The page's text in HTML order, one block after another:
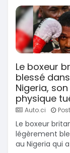
Le boxeur
blessé
Nigeria,
physique
Auto.ci
Le boxeur
légèrement
au Nigeria qui